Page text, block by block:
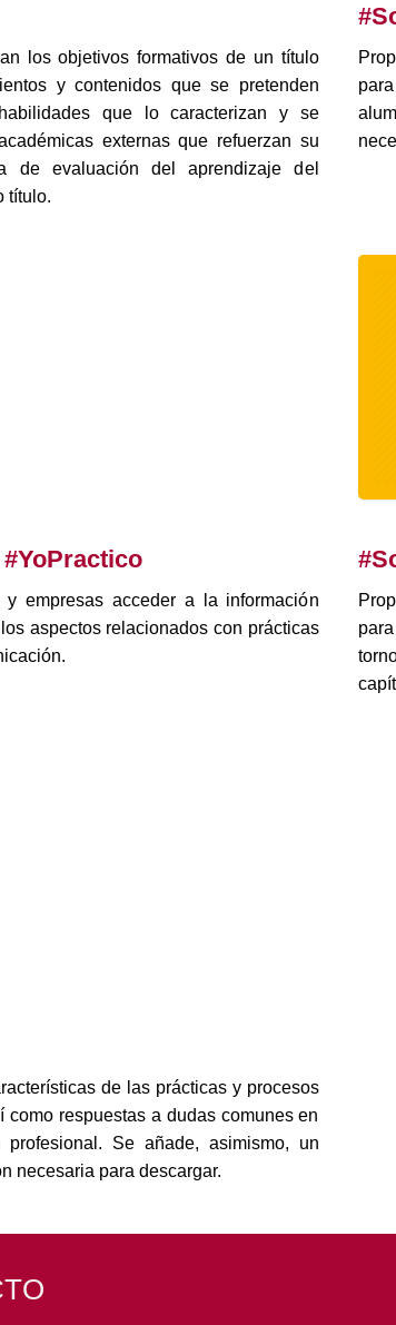
los objetivos formativos de un título
y contenidos que se pretenden
que lo caracterizan y se
externas que refuerzan su
de evaluación del aprendizaje del
título.
y empresas acceder a la información
aspectos relacionados con prácticas
de las prácticas y procesos
respuestas a dudas comunes en
Se añade, asimismo, un
necesaria para descargar.